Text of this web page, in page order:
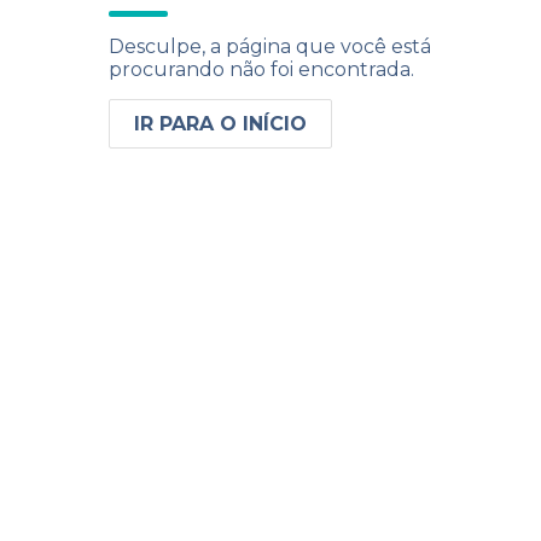
Desculpe, a página que você está
procurando não foi encontrada.
IR PARA O INÍCIO